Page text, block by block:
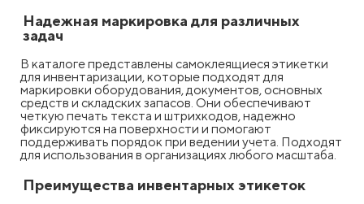
Надежная маркировка для различных
задач
В каталоге представлены самоклеящиеся этикетки
для инвентаризации, которые подходят для
маркировки оборудования, документов, основных
средств и складских запасов. Они обеспечивают
четкую печать текста и штрихкодов, надежно
фиксируются на поверхности и помогают
поддерживать порядок при ведении учета. Подходят
для использования в организациях любого масштаба.
Преимущества инвентарных этикеток